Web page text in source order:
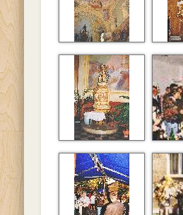
Soroksári templom
belsõ
Soroksári templom
belsõ
A